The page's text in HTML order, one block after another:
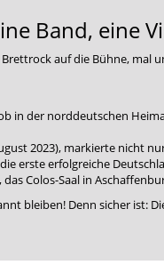
Band, eine
auf die Bühne, mal
in der norddeutschen
2023), markierte nicht
erste erfolgreiche
Colos-Saal in
bleiben! Denn sicher ist: